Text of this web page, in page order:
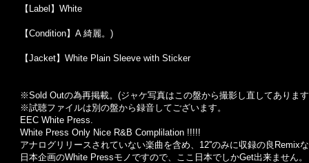
【Label】White
【Condition】A 綺麗。)
【Jacket】White Plain Sleeve with Sticker
※Sold Outの為再掲載。 (ジャケ写真はこの盤から撮影し直してありま
※試聴ファイルは別の盤から録音してございます。
EEC White Press.
White Press Only Nice R&B Complilation !!!!!
アナログリリースされていない楽曲を含め、12''のみに収録の良Remix
日本企画のWhite Pressモノですので、ここ日本でしかGet出来ません。